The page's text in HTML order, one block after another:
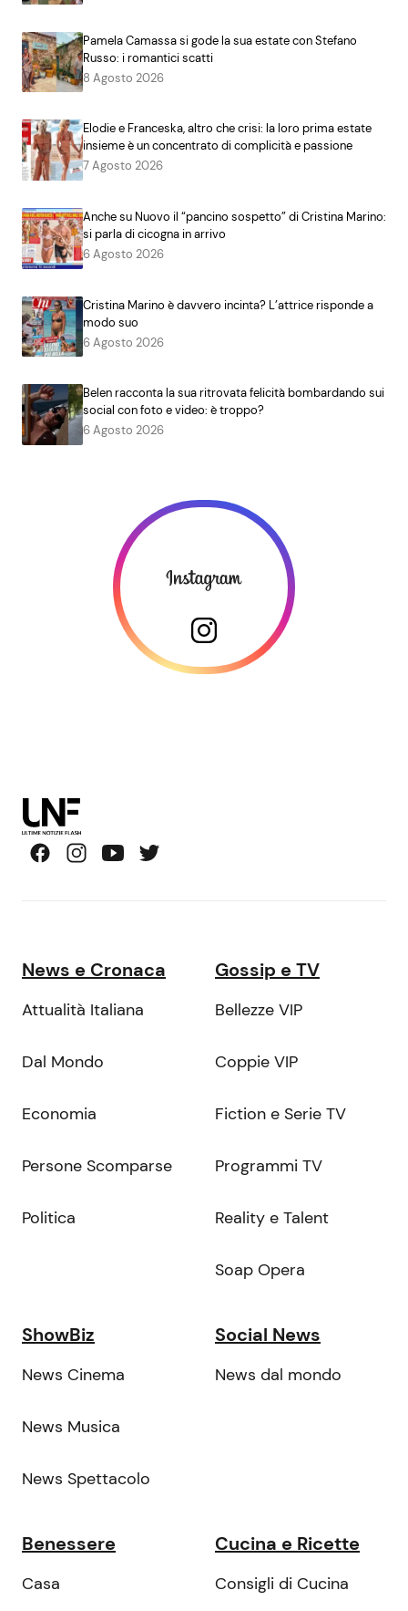
Pamela Camassa si gode la sua estate con Stefano
Russo: i romantici scatti
8 Agosto 2026
Elodie e Franceska, altro che crisi: la loro prima estate
insieme è un concentrato di complicità e passione
7 Agosto 2026
Anche su Nuovo il “pancino sospetto” di Cristina Marino:
si parla di cicogna in arrivo
6 Agosto 2026
Cristina Marino è davvero incinta? L’attrice risponde a
modo suo
6 Agosto 2026
Belen racconta la sua ritrovata felicità bombardando sui
social con foto e video: è troppo?
6 Agosto 2026
News e Cronaca
Attualità Italiana
Dal Mondo
Economia
Persone Scomparse
Politica
Gossip e TV
Bellezze VIP
Coppie VIP
Fiction e Serie TV
Programmi TV
Reality e Talent
Soap Opera
ShowBiz
News Cinema
News Musica
News Spettacolo
Social News
News dal mondo
Benessere
Casa
Cucina e Ricette
Consigli di Cucina